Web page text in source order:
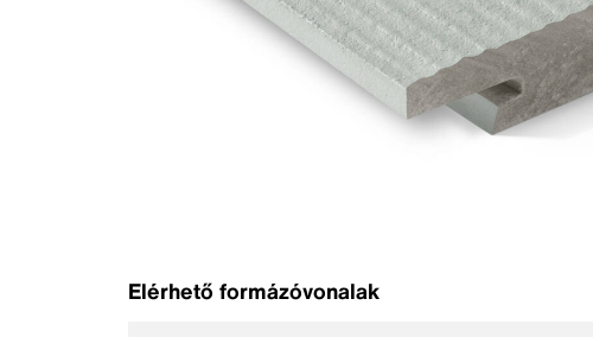
Elérhető formázóvonalak